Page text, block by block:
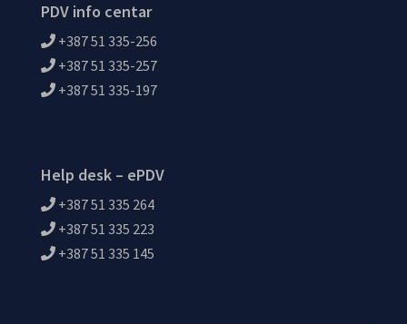
PDV info centar
+387 51 335-256
+387 51 335-257
+387 51 335-197
Help desk – ePDV
+387 51 335 264
+387 51 335 223
+387 51 335 145